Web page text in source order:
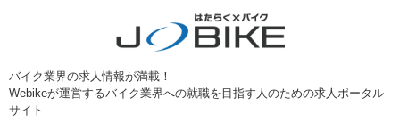
バイク業界の求人情報が満載！
Webikeが運営するバイク業界への就職を目指す人のための求人ポータル
サイト